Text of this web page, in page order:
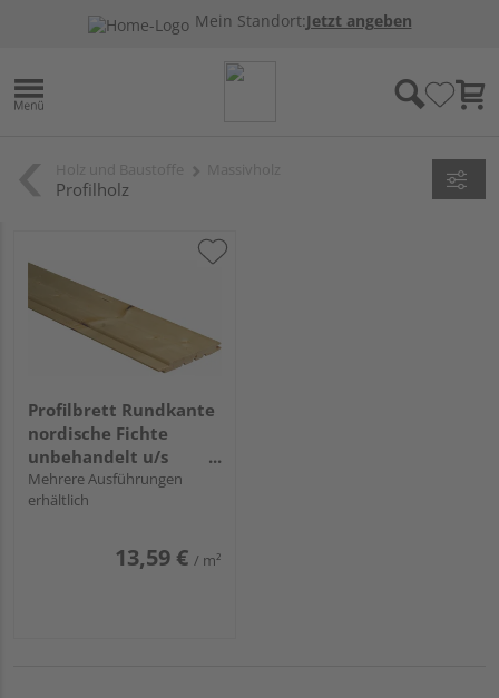
Mein Standort:Jetzt angeben
Profilholz
Profilbrett Rundkante
nordische Fichte
unbehandelt u/s
hobelfallend
Mehrere Ausführungen
erhältlich
13,59 € / m²